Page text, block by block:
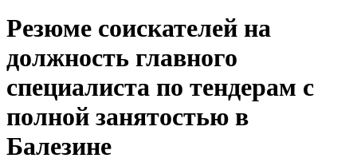
Резюме соискателей на
должность главного
специалиста по тендерам с
полной занятостью в
Балезине